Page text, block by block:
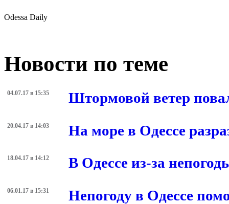
Odessa Daily
Новости по теме
04.07.17 в 15:35 Штормовой ветер
20.04.17 в 14:03 На море в Одессе
18.04.17 в 14:12 В Одессе из-за
06.01.17 в 15:31 Непогоду в Одессе